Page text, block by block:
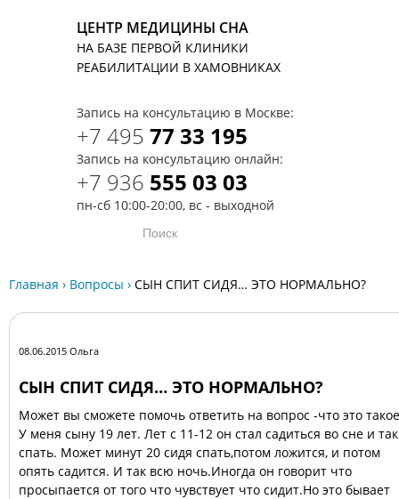
ЦЕНТР МЕДИЦИНЫ СНА
НА БАЗЕ ПЕРВОЙ КЛИНИКИ
РЕАБИЛИТАЦИИ В ХАМОВНИКАХ
Запись на консультацию в Москве:
+7 495 77 33 195
Запись на консультацию онлайн:
+7 936 555 03 03
пн-сб 10:00-20:00, вс - выходной
Главная › Вопросы › СЫН СПИТ СИДЯ… ЭТО НОРМАЛЬНО?
08.06.2015 Ольга
СЫН СПИТ СИДЯ… ЭТО НОРМАЛЬНО?
Может вы сможете помочь ответить на вопрос -что это
У меня сыну 19 лет. Лет с 11-12 он стал садиться во сне и так
спать. Может минут 20 сидя спать,потом ложится, и потом
опять садится. И так всю ночь.Иногда он говорит что
просыпается от того что чувствует что сидит.Но это бывает